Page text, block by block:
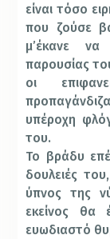
είναι τόσο
που ζούσε
μ’έκανε
παρουσίας
οι
υπέροχη
του.
Το βράδυ
δουλειές
ύπνος της
εκείνος θα
ευωδιαστό